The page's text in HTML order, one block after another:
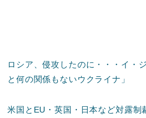
ロシア、侵攻したのに・・・イ・
と何の関係もないウクライナ」
米国とEU・英国・日本など対露制